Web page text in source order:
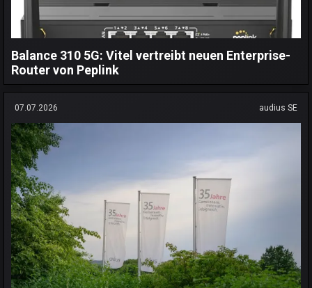
Balance 310 5G: Vitel vertreibt neuen Enterprise-
Router von Peplink
07.07.2026 audius SE